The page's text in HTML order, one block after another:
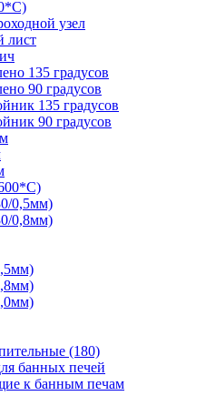
узел
лист
135 градусов
90 градусов
135 градусов
90 градусов
0,5мм)
0,8мм)
(180)
банных печей
к банным печам